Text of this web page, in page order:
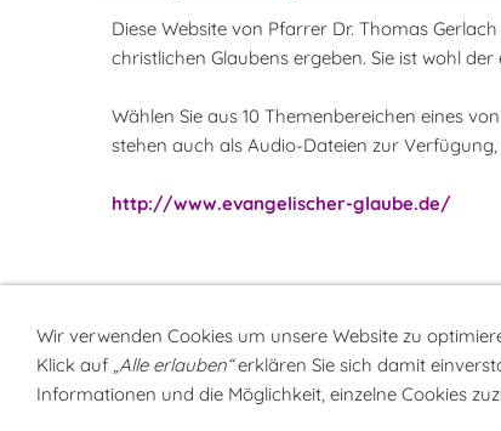
Diese Website von Pfarrer Dr. Thomas
christlichen Glaubens ergeben. Sie ist wohl
Wählen Sie aus 10 Themenbereichen eines
stehen auch als Audio-Dateien zur
http://www.evangelischer-glaube.de/
Sitemap
Wir verwenden Cookies um unsere Website zu
Klick auf „Alle erlauben“erklären Sie sich damit
Informationen und die Möglichkeit, einzelne Cookies